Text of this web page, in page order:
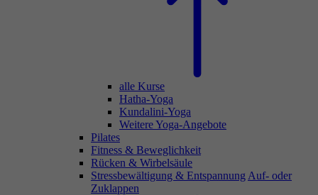
alle Kurse
Hatha-Yoga
Kundalini-Yoga
Weitere Yoga-Angebote
Pilates
Fitness & Beweglichkeit
Rücken & Wirbelsäule
Stressbewältigung & Entspannung Auf- oder
Zuklappen